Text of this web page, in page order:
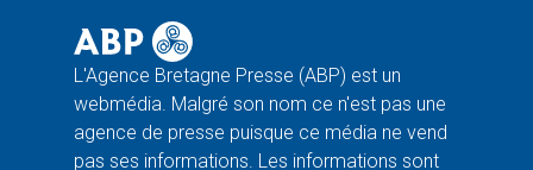
L'Agence Bretagne Presse (ABP) est un
webmédia. Malgré son nom ce n'est pas une
agence de presse puisque ce média ne vend
pas ses informations. Les informations sont